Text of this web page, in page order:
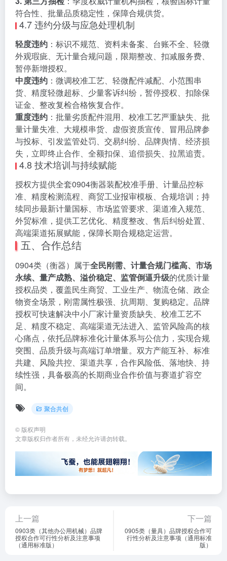
符合性、批量品质稳定性，保障合规供货。
4.7 违约分级与应急处理机制
轻度违约 ：标识不规范、资料未备案、台账不全、轻微
外观瑕疵、无计量合规问题，限期整改、扣减服务费、
暂停新增授权。
中度违约 ：微调校准工艺、轻微配件减配、小范围串
货、精度轻微超标、少量客诉纠纷，暂停授权、扣除保
证金、整改复检合格恢复合作。
重度违约 ：批量劣质配件混用、校准工艺严重缺失、批
量计量失准、大规模串货、虚假资质宣传、冒用品牌参
与投标、引发监管处罚、交易纠纷、品牌舆情、经济损
失，立即终止合作、全额扣保、追偿损失、拉黑追责。
4.8 技术培训与持续赋能
授权方提供全套0904衡器装配校准手册、计量品控标
准、精度检测流程、商贸工业报审模板、合规培训；持
续同步最新计量国标、市场监管要求、渠道准入规范、
外贸标准，提供工艺优化、精度整改、售后纠纷处置、
高端渠道拓展赋能，保障长期合规稳定运营。
五、合作总结
0904类（衡器）属于全民刚需、计量合规门槛高、市场
永续、量产成熟、溢价稳定、监管倒逼升级的优质计量
授权品类，覆盖民生商贸、工业生产、物流仓储、政企
物资全场景，刚需属性极强、抗周期、复购稳定。品牌
授权可快速解决中小厂家计量资质缺失、校准工艺不
足、精度不稳定、高端渠道无法进入、监管风险高的核
心痛点，依托品牌标准化计量体系与公信力，实现合规
突围、品质升级与高端订单增量。双方产能互补、标准
共建、风险共控、渠道共享，合作风险低、落地快、持
续性强，具备极高的长期商业合作价值与赛道扩容空
间。
聚合共创
© 版权声明
文章版权归作者所有，未经允许请勿转载。
上一篇
0903类（其他办公用机械）品牌
授权合作可行性分析及注意事项
（通用标准版）
下一篇
0905类（量具）品牌授权合作可
行性分析及注意事项（通用标准
版）